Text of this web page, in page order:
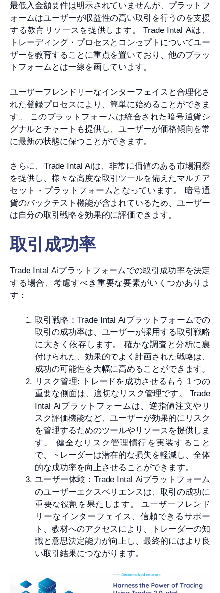
最低入金額要件は明示されていませんが、プラットフ
ォームはユーザーが収益性の高い取引を行うのを支援
する教育リソースを提供します。 Trade Intal Aiは、
トレーディング・プロセスとコンセプトについてユー
ザーを教育することに重点を置いており、他のプラッ
トフォームとは一線を画しています。
ユーザーフレンドリーなインターフェイスと合理化さ
れた登録プロセスにより、簡単に始めることができま
す。 このプラットフォームは統合された暗号通貨シ
グナルとチャートも提供し、ユーザーが価格傾向を常
に最新の状態に保つことができます。
さらに、Trade Intal Aiは、非常に価値のある市場洞察
を提供し、様々な高度な取引ツールを備えたマルチア
セット・プラットフォームとなっています。 暗号通
貨のバックテスト機能が含まれているため、ユーザー
は自分の取引戦略を効果的に評価できます。
取引成功率
Trade Intal Aiプラットフォームでの取引成功率を決定
する場合、考慮すべき重要な要素がいくつかありま
す：
取引戦略：Trade Intal Aiプラットフォームでの
取引の成功率は、ユーザーが採用する取引戦略
に大きく依存します。 確かな調査と分析に裏
付けられた、効果的でよく計画された戦略は、
成功の可能性を大幅に高めることができます。
リスク管理: トレードを成功させるもう 1 つの
重要な側面は、適切なリスク管理です。 Trade
Intal Aiプラットフォームは、逆指値注文やリ
スク評価機能など、ユーザーが効果的にリスク
を管理するためのツールやリソースを提供しま
す。 健全なリスク管理慣行を実装すること
で、トレーダーは潜在的な損失を軽減し、全体
的な成功率を向上させることができます。
ユーザー体験：Trade Intal Aiプラットフォーム
のユーザーエクスペリエンスは、取引の成功に
重要な役割を果たします。 ユーザーフレンド
リーなインターフェイス、信頼できるサポー
ト、教材へのアクセスにより、トレーダーの知
識と意思決定能力が向上し、最終的にはより良
い取引結果につながります。